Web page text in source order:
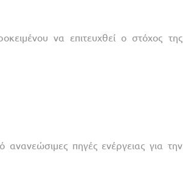
να επιτευχθεί ο στόχος της
ανανεώσιμες πηγές ενέργειας για την